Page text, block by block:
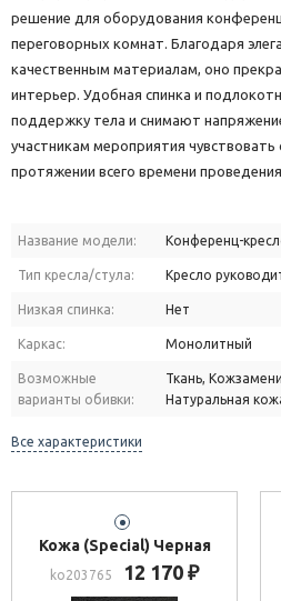
решение для оборудования
переговорных комнат. Благодаря
качественным материалам, оно
интерьер. Удобная спинка и
поддержку тела и снимают
участникам мероприятия
протяжении всего времени
Название модели: Конференц-
Тип кресла/стула: Кресло
Низкая спинка: Нет
Каркас: Монолитный
Возможные
варианты обивки:
Ткань,
Натуральная
Все характеристики
Кожа (Special) Черная
ko203765 12 170 ₽